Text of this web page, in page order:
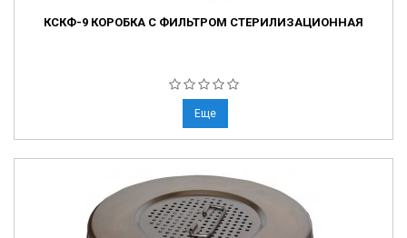
КСКФ-9 КОРОБКА С ФИЛЬТРОМ СТЕРИЛИЗАЦИОННАЯ
Еще